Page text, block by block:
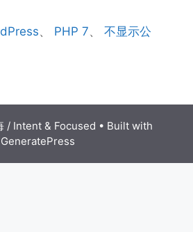
、 PHP 7、不显示公
/ Intent & Focused • Built with
GeneratePress